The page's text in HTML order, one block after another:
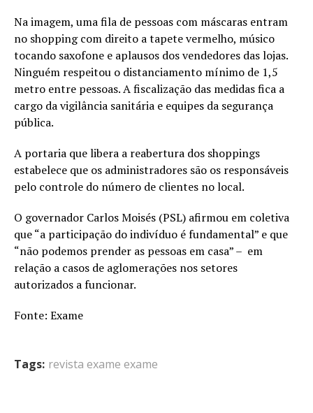
Na imagem, uma fila de pessoas com máscaras entram
no shopping com direito a tapete vermelho, músico
tocando saxofone e aplausos dos vendedores das lojas.
Ninguém respeitou o distanciamento mínimo de 1,5
metro entre pessoas.A fiscalização das medidas fica a
cargo da vigilância sanitária e equipes da segurança
pública.
A portaria que libera a reabertura dos shoppings
estabelece que os administradores são os responsáveis
pelo controle do número de clientes no local.
O governador Carlos Moisés (PSL) afirmou em coletiva
que “a participação do indivíduo é fundamental” e que
“não podemos prender as pessoas em casa” – em
relação a casos de aglomerações nos setores
autorizados a funcionar.
Fonte: Exame
Tags: revista exame exame